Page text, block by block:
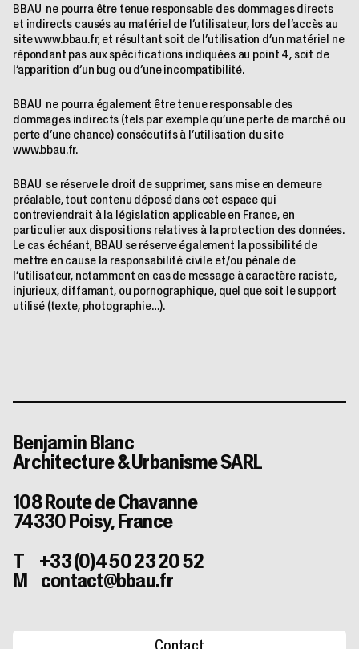
BBAU ne pourra être tenue responsable des dommages directs
et indirects causés au matériel de l’utilisateur, lors de l’accès au
sitewww.bbau.fr, et résultant soit de l’utilisation d’un matériel ne
répondant pas aux spécifications indiquées au point 4, soit de
l’apparition d’un bug ou d’une incompatibilité.
BBAU ne pourra également être tenue responsable des
dommages indirects (tels par exemple qu’une perte de marché ou
perte d’une chance) consécutifs à l’utilisation du site
www.bbau.fr.
BBAU se réserve le droit de supprimer, sans mise en demeure
préalable, tout contenu déposé dans cet espace qui
contreviendrait à la législation applicable en France, en
particulier aux dispositions relatives à la protection des données.
Le cas échéant, BBAU se réserve également la possibilité de
mettre en cause la responsabilité civile et/ou pénale de
l’utilisateur, notamment en cas de message à caractère raciste,
injurieux, diffamant, ou pornographique, quel que soit le support
utilisé (texte, photographie…).
Benjamin Blanc
Architecture & Urbanisme SARL
108 Route de Chavanne
74330 Poisy, France
T +33 (0)4 50 23 20 52
M contact@bbau.fr